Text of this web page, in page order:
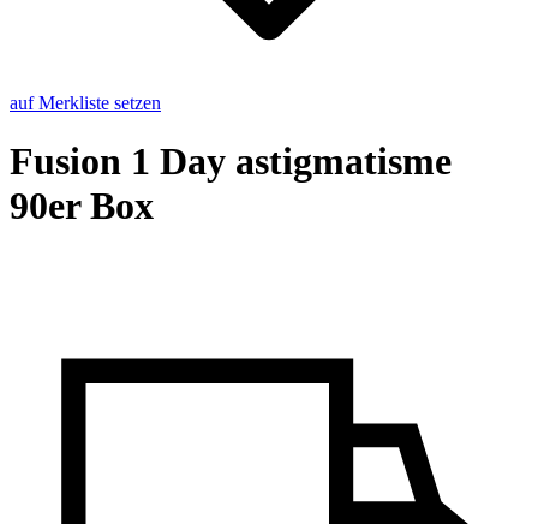
auf Merkliste setzen
Fu­si­on 1 Day astig­ma­tis­me
90er Box